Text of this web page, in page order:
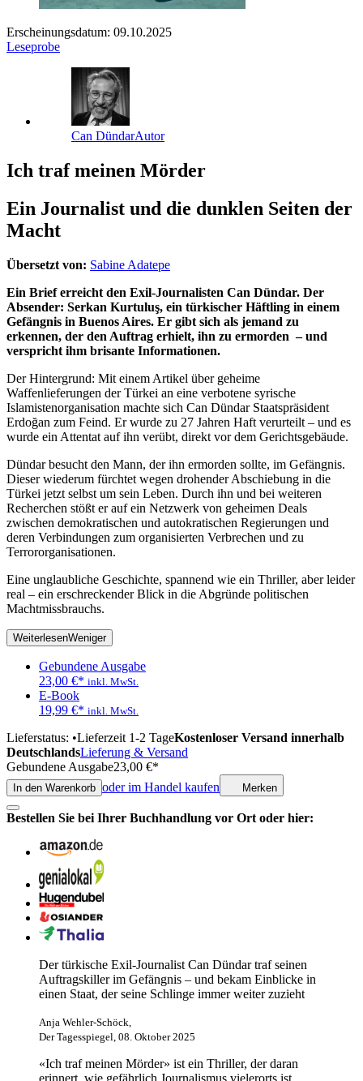
Erscheinungsdatum: 09.10.2025
Leseprobe
Can DündarAutor
Ich traf meinen Mörder
Ein Journalist und die dunklen Seiten der
Macht
Übersetzt von: Sabine Adatepe
Ein Brief erreicht den Exil-Journalisten Can Dündar. Der
Absender: Serkan Kurtuluş, ein türkischer Häftling in einem
Gefängnis in Buenos Aires. Er gibt sich als jemand zu
erkennen, der den Auftrag erhielt, ihn zu ermorden – und
verspricht ihm brisante Informationen.
Der Hintergrund: Mit einem Artikel über geheime
Waffenlieferungen der Türkei an eine verbotene syrische
Islamistenorganisation machte sich Can Dündar Staatspräsident
Erdoğan zum Feind. Er wurde zu 27 Jahren Haft verurteilt – und es
wurde ein Attentat auf ihn verübt, direkt vor dem Gerichtsgebäude.
Dündar besucht den Mann, der ihn ermorden sollte, im Gefängnis.
Dieser wiederum fürchtet wegen drohender Abschiebung in die
Türkei jetzt selbst um sein Leben. Durch ihn und bei weiteren
Recherchen stößt er auf ein Netzwerk von geheimen Deals
zwischen demokratischen und autokratischen Regierungen und
deren Verbindungen zum organisierten Verbrechen und zu
Terrororganisationen.
Eine unglaubliche Geschichte, spannend wie ein Thriller, aber leider
real – ein erschreckender Blick in die Abgründe politischen
Machtmissbrauchs.
WeiterlesenWeniger
Gebundene Ausgabe
23,00 €* inkl. MwSt.
E-Book
19,99 €* inkl. MwSt.
Lieferstatus: •Lieferzeit 1-2 TageKostenloser Versand innerhalb
DeutschlandsLieferung & Versand
Gebundene Ausgabe23,00 €*
In den Warenkorb oder im Handel kaufen Merken
Bestellen Sie bei Ihrer Buchhandlung vor Ort oder hier:
Der türkische Exil-Journalist Can Dündar traf seinen
Auftragskiller im Gefängnis – und bekam Einblicke in
einen Staat, der seine Schlinge immer weiter zuzieht
Anja Wehler-Schöck,
Der Tagesspiegel, 08. Oktober 2025
«Ich traf meinen Mörder» ist ein Thriller, der daran